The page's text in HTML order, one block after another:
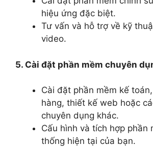
hiệu ứng đặc biệt.
Tư vấn và hỗ trợ về kỹ
video.
5. Cài đặt phần mềm chuyên
Cài đặt phần mềm kế
hàng, thiết kế web hoặc
chuyên dụng khác.
Cấu hình và tích hợp phần
thống hiện tại của bạn.